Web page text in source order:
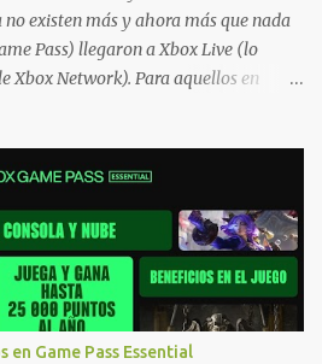
no existen más y ahora más que nada
Pass) llegaron a Xbox Live (lo
Xbox Network). Para aquellos en
compartido en Windows PC y
juegos compatibles por acá . ¿Aún
compras? Tenemos un tutorial extenso
todas las dudas generales de cómo
consultar un listado más completo
El post puede tener
cambios ante cualquier error. Ofertas
Game Pass Essential